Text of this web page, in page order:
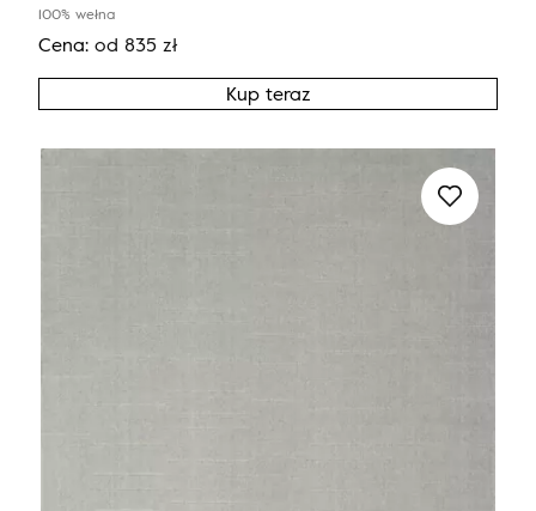
100% wełna
Cena: od 835 zł
Kup teraz